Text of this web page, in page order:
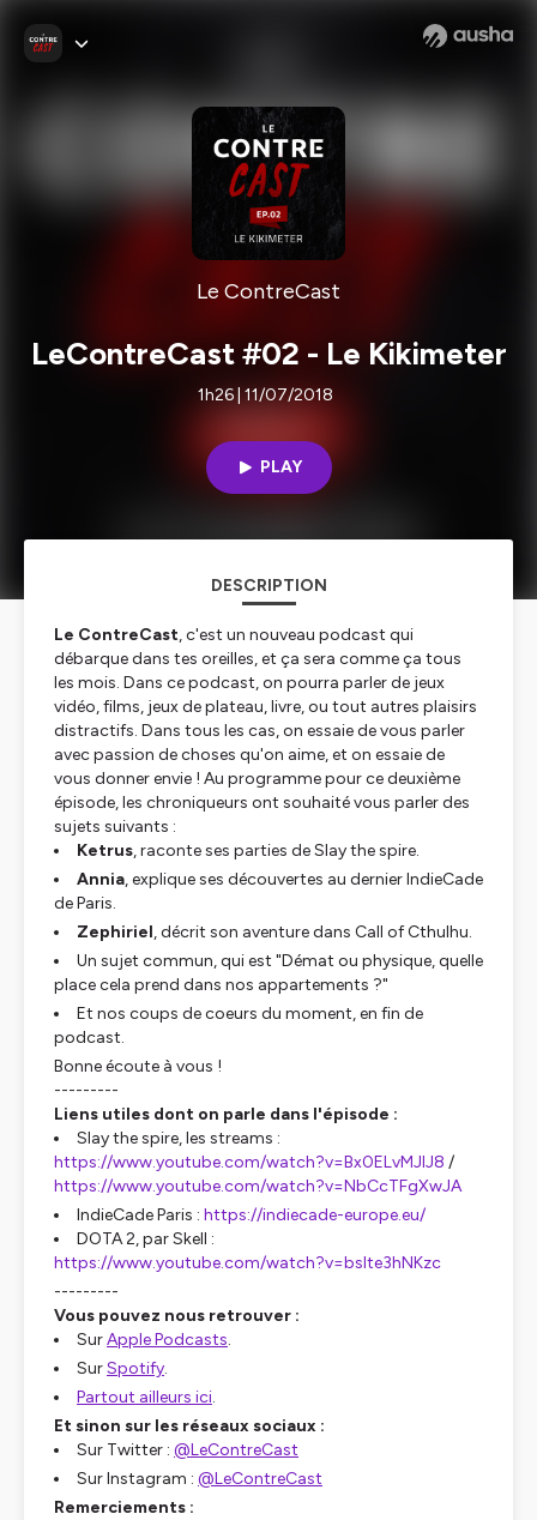
Le ContreCast
LeContreCast #02 - Le Kikimeter
1h26 | 11/07/2018
PLAY
DESCRIPTION
Le ContreCast, c'est un nouveau podcast qui
débarque dans tes oreilles, et ça sera comme ça tous
les mois. Dans ce podcast, on pourra parler de jeux
vidéo, films, jeux de plateau, livre, ou tout autres plaisirs
distractifs. Dans tous les cas, on essaie de vous parler
avec passion de choses qu'on aime, et on essaie de
vous donner envie ! Au programme pour ce deuxième
épisode, les chroniqueurs ont souhaité vous parler des
sujets suivants :
Ketrus, raconte ses parties deSlay the spire.
Annia, explique ses découvertes au dernierIndieCade
de Paris.
Zephiriel, décrit son aventure dans Call of Cthulhu.
Un sujet commun, qui est "Démat ou physique, quelle
place cela prend dans nos appartements ?"
Et nos coups de coeurs du moment, en fin de
podcast.
Bonne écoute à vous !
---------
Liens utiles dont on parle dans l'épisode :
Slay the spire, les streams :
https://www.youtube.com/watch?v=Bx0ELvMJIJ8 /
https://www.youtube.com/watch?v=NbCcTFgXwJA
IndieCade Paris : https://indiecade-europe.eu/
DOTA 2, par Skell :
https://www.youtube.com/watch?v=bsIte3hNKzc
---------
Vous pouvez nous retrouver :
SurApple Podcasts.
SurSpotify.
Partout ailleurs ici.
Et sinon sur les réseaux sociaux :
Sur Twitter : @LeContreCast
Sur Instagram : @LeContreCast
Remerciements :